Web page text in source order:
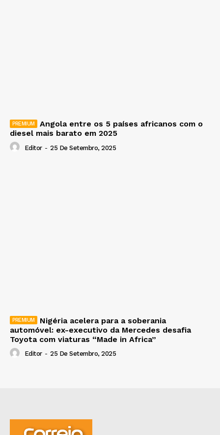
Angola entre os 5 países africanos com o
diesel mais barato em 2025
Editor - 25 De Setembro, 2025
Nigéria acelera para a soberania
automóvel: ex-executivo da Mercedes desafia
Toyota com viaturas “Made in Africa”
Editor - 25 De Setembro, 2025